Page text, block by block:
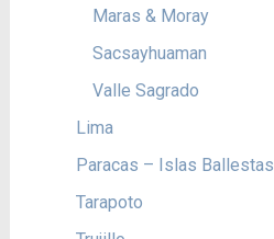
Maras & Moray
Sacsayhuaman
Valle Sagrado
Lima
Paracas – Islas Ballestas
Tarapoto